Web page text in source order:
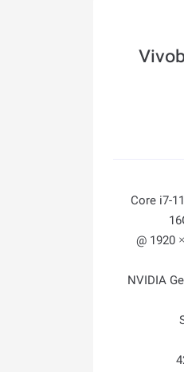
Core i7-
1080 × 1920 @
NVIDIA